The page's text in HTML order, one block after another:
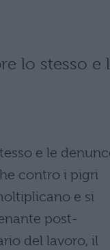
lo stesso e
e le
contro i pigri
e si
post-
del lavoro, il